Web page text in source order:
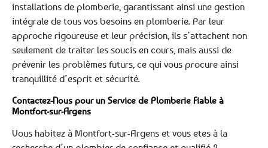
installations de plomberie, garantissant ainsi une gestion
intégrale de tous vos besoins en plomberie. Par leur
approche rigoureuse et leur précision, ils s’attachent non
seulement de traiter les soucis en cours, mais aussi de
prévenir les problèmes futurs, ce qui vous procure ainsi
tranquillité d’esprit et sécurité.
Contactez-Nous pour un Service de Plomberie Fiable à
Montfort-sur-Argens
Vous habitez à Montfort-sur-Argens et vous etes à la